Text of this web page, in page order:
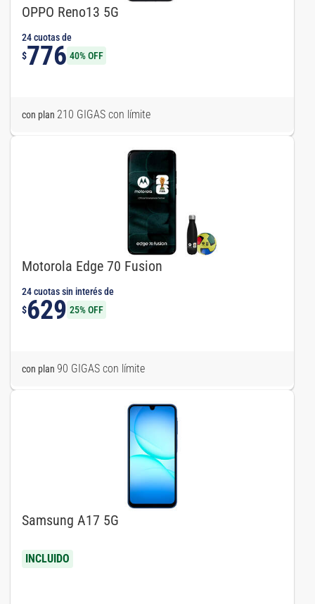
OPPO Reno13 5G
24 cuotas de
$776 40% OFF
con plan 210 GIGAS con límite
Motorola Edge 70 Fusion
24 cuotas sin interés de
$629 25% OFF
con plan 90 GIGAS con límite
Samsung A17 5G
INCLUIDO